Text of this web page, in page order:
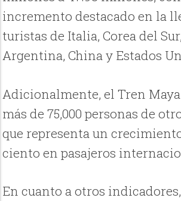
incremento destacado en la
turistas de Italia, Corea del
Argentina, China y Estados
Adicionalmente, el Tren
más de 75,000 personas de
que representa un
ciento en pasajeros
En cuanto a otros